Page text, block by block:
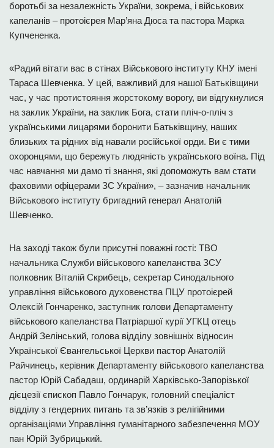
боротьбі за незалежність України, зокрема, і військових
капеланів – протоієрея Мар’яна Дюса та пастора Марка
Купчененка.
«Радий вітати вас в стінах Військового інституту КНУ імені
Тараса Шевченка. У цей, важливий для нашої Батьківщини
час, у час протистояння жорстокому ворогу, ви відгукнулися
на заклик України, на заклик Бога, стати пліч-о-пліч з
українськими лицарями боронити Батьківщину, наших
близьких та рідних від навали російської орди. Ви є тими
охоронцями, що бережуть людяність українського воїна. Під
час навчання ми дамо ті знання, які допоможуть вам стати
фаховими офіцерами ЗС України», – зазначив начальник
Військового інституту бригадний генерал Анатолій
Шевченко.
На заході також були присутні поважні гості: ТВО
начальника Служби військового капеланства ЗСУ
полковник Віталій Скрибець, секретар Синодального
управління військового духовенства ПЦУ протоієрей
Олексій Гончаренко, заступник голови Департаменту
військового капеланства Патріаршої курії УГКЦ отець
Андрій Зелінський, голова відділу зовнішніх відносин
Української Євангельської Церкви пастор Анатолій
Райчинець, керівник Департаменту військового капеланства
пастор Юрій Сабадаш, ординарій Харківсько-Запорізької
дієцезії єпископ Павло Гончарук, головний спеціаліст
відділу з гендерних питань та зв’язків з релігійними
організаціями Управління гуманітарного забезпечення МОУ
пан Юрій Зубрицький.